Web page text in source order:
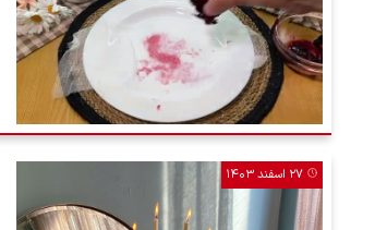
۲۷ اسفند ۱۴۰۳